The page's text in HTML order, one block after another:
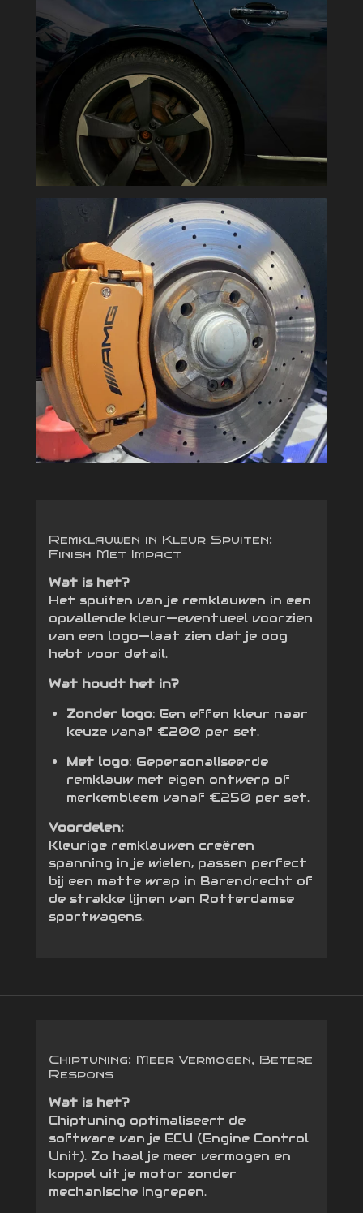
Remklauwen in Kleur Spuiten:
Finish Met Impact
Wat is het?
Het spuiten van je remklauwen in een
opvallende kleur—eventueel voorzien
van een logo—laat zien dat je oog
hebt voor detail.
Wat houdt het in?
Zonder logo: Een effen kleur naar
keuze vanaf €200 per set.
Met logo: Gepersonaliseerde
remklauw met eigen ontwerp of
merkembleem vanaf €250 per set.
Voordelen:
Kleurige remklauwen creëren
spanning in je wielen, passen perfect
bij een matte wrap in Barendrecht of
de strakke lijnen van Rotterdamse
sportwagens.
Chiptuning: Meer Vermogen, Betere
Respons
Wat is het?
Chiptuning optimaliseert de
software van je ECU (Engine Control
Unit). Zo haal je meer vermogen en
koppel uit je motor zonder
mechanische ingrepen.